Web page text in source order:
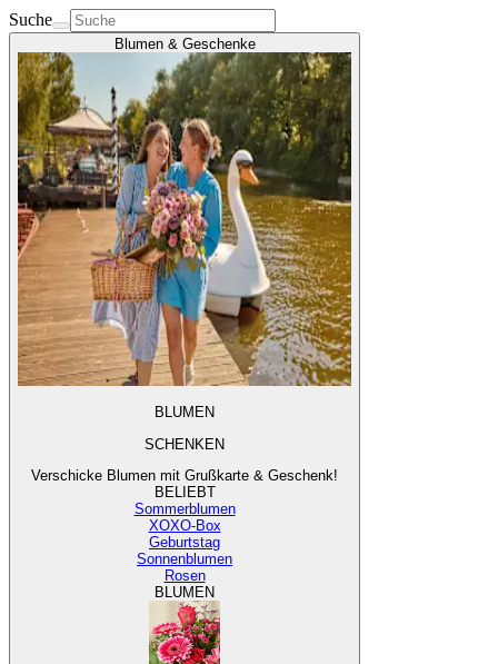
Suche
Blumen & Geschenke
BLUMEN
SCHENKEN
Verschicke Blumen mit Grußkarte & Geschenk!
BELIEBT
Sommerblumen
XOXO-Box
Geburtstag
Sonnenblumen
Rosen
BLUMEN